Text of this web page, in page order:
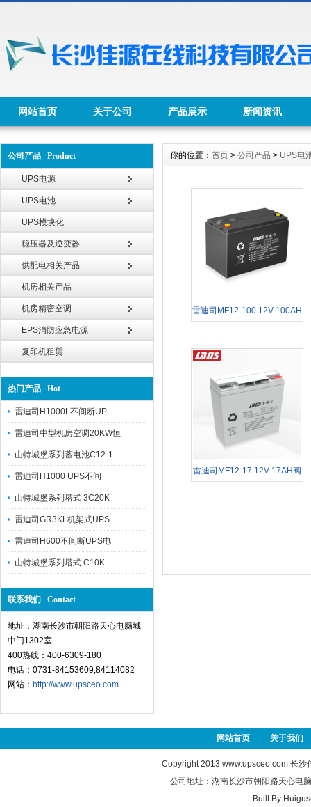
网站首页 关于公司 产品展示 新闻资讯
公司产品 Product
UPS电源
UPS电池
UPS模块化
稳压器及逆变器
供配电相关产品
机房相关产品
机房精密空调
EPS消防应急电源
复印机租赁
热门产品 Hot
雷迪司H1000L不间断UP
雷迪司中型机房空调20KW恒
山特城堡系列蓄电池C12-1
雷迪司H1000 UPS不间
山特城堡系列塔式 3C20K
雷迪司GR3KL机架式UPS
雷迪司H600不间断UPS电
山特城堡系列塔式 C10K
联系我们 Contact
地址：湖南长沙市朝阳路天心电脑城
中门1302室
400热线：400-6309-180
电话：0731-84153609,84114082
网站： http://www.upsceo.com
你的位置： 首页 > 公司产品 > UPS电
雷迪司MF12-100 12V 100AH
雷迪司MF12-17 12V 17AH阀
网站首页 关于我们
Copyright 2013 www.upsceo.com 长沙
公司地址：湖南长沙市朝阳路天心电
Built By